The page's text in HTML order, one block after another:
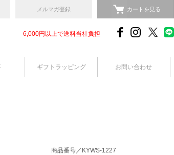
メルマガ登録 カートを見る
6,000円以上で送料当社負担
ギフトラッピング お問い合わせ
商品番号／KYWS-1227